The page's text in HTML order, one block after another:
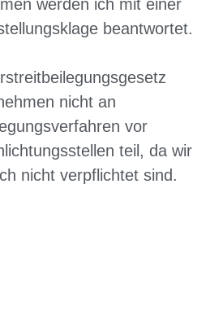
werden ich mit einer
beantwortet.
nicht an
vor
teil, da wir
nicht verpflichtet sind.